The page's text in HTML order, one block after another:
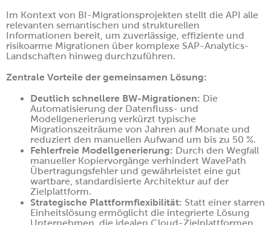
UNSERE WERTE
UNSERE PARTNER
SUPPORT
BLOG
KONTAKT
Im Kontext von BI-Migrationsprojekten stellt die API alle
relevanten semantischen und strukturellen
Informationen bereit, um zuverlässige, effiziente und
risikoarme Migrationen über komplexe SAP-Analytics-
Landschaften hinweg durchzuführen.
Zentrale Vorteile der gemeinsamen Lösung:
Deutlich schnellere BW-Migrationen: Die
Automatisierung der Datenfluss- und
Modellgenerierung verkürzt typische
Migrationszeiträume von Jahren auf Monate und
reduziert den manuellen Aufwand um bis zu 50 %.
Fehlerfreie Modellgenerierung: Durch den Wegfall
manueller Kopiervorgänge verhindert WavePath
Übertragungsfehler und gewährleistet eine gut
wartbare, standardisierte Architektur auf der
Zielplattform.
Strategische Plattformflexibilität: Statt einer starren
Einheitslösung ermöglicht die integrierte Lösung
Unternehmen, die idealen Cloud-Zielplattformen